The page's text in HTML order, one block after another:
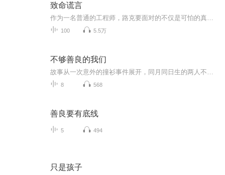
致命谎言
100 5.5万
不够善良的我们
8 568
善良要有底线
5 494
只是孩子